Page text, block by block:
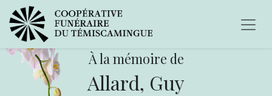
À la mémoire de
Allard, Guy